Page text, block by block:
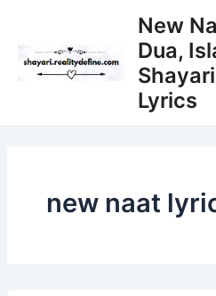
content
New
Dua,
Lyrics
new naat